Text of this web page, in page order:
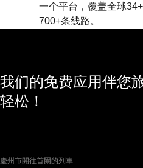
一个平台，覆盖全球
700+条线路。
我们的免费应用伴您
轻松！
慶州市開往首爾的列車